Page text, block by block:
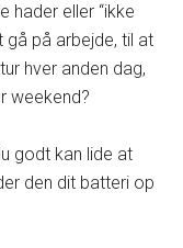
hader eller “ikke
gå på arbejde, til at
hver anden dag,
weekend?
godt kan lide at
den dit batteri op